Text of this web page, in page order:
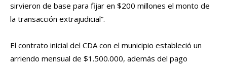
sirvieron de base para fijar en $200 millones el monto de
la transacción extrajudicial”.
El contrato inicial del CDA con el municipio estableció un
arriendo mensual de $1.500.000, además del pago